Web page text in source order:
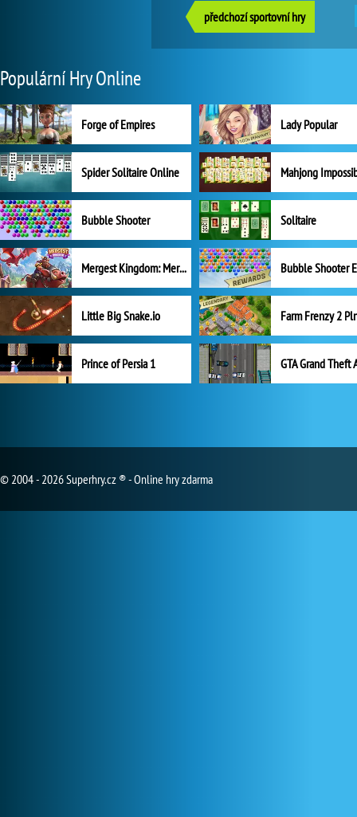
předchozí sportovní hry
Populární Hry Online
Forge of Empires Lady Popular
Spider Solitaire Online Mahjong
Bubble Shooter Solitaire
Mergest Kingdom: Merge Puzzle
Little Big Snake.io
Prince of Persia 1 GTA Grand Theft
© 2004 - 2026 Superhry.cz ® - Online hry zdarma